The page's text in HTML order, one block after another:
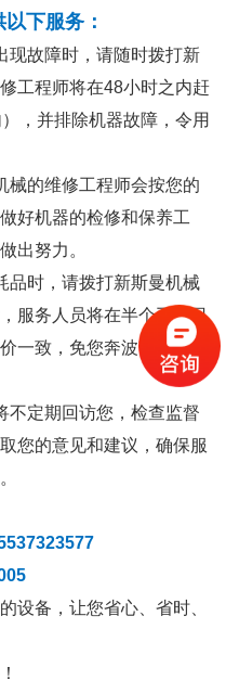
下服务：
故障时，请随时拨打新
工程师将在48小时之内赶
，并排除机器故障，令用
的维修工程师会按您的
好机器的检修和保养工
出努力。
时，请拨打新斯曼机械
服务人员将在半个工作日
一致，免您奔波劳累之
定期回访您，检查监督
您的意见和建议，确保服
备，让您省心、省时、